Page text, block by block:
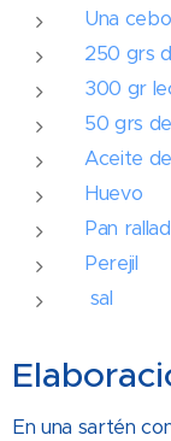
Una
250 grs
300 gr
50 grs
Aceite
Huevo
Pan
Perejil
sal
En una sartén